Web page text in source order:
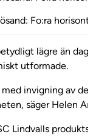
Fo:ra horisont
lägre än
utformade.
invigning av
säger Helen
Lindvalls